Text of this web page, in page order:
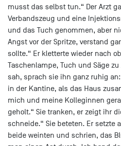
musst das selbst tun.“ Der Arzt
Verbandszeug und eine
und das Tuch genommen, aber
Angst vor der Spritze, verstand
sollte.“ Er kletterte wieder nach
Taschenlampe, Tuch und Säge
sah, sprach sie ihn ganz ruhig
in der Kantine, als das Haus
mich und meine Kolleginnen
geholt.“ Sie tranken, er zeigt ihr
schneide.“ Sie beteten. Er setzte
beide weinten und schrien, das